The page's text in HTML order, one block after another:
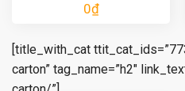
0₫
[title_with_cat
carton” tag_name=”h2″